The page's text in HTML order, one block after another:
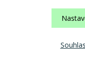
Informace pro školy